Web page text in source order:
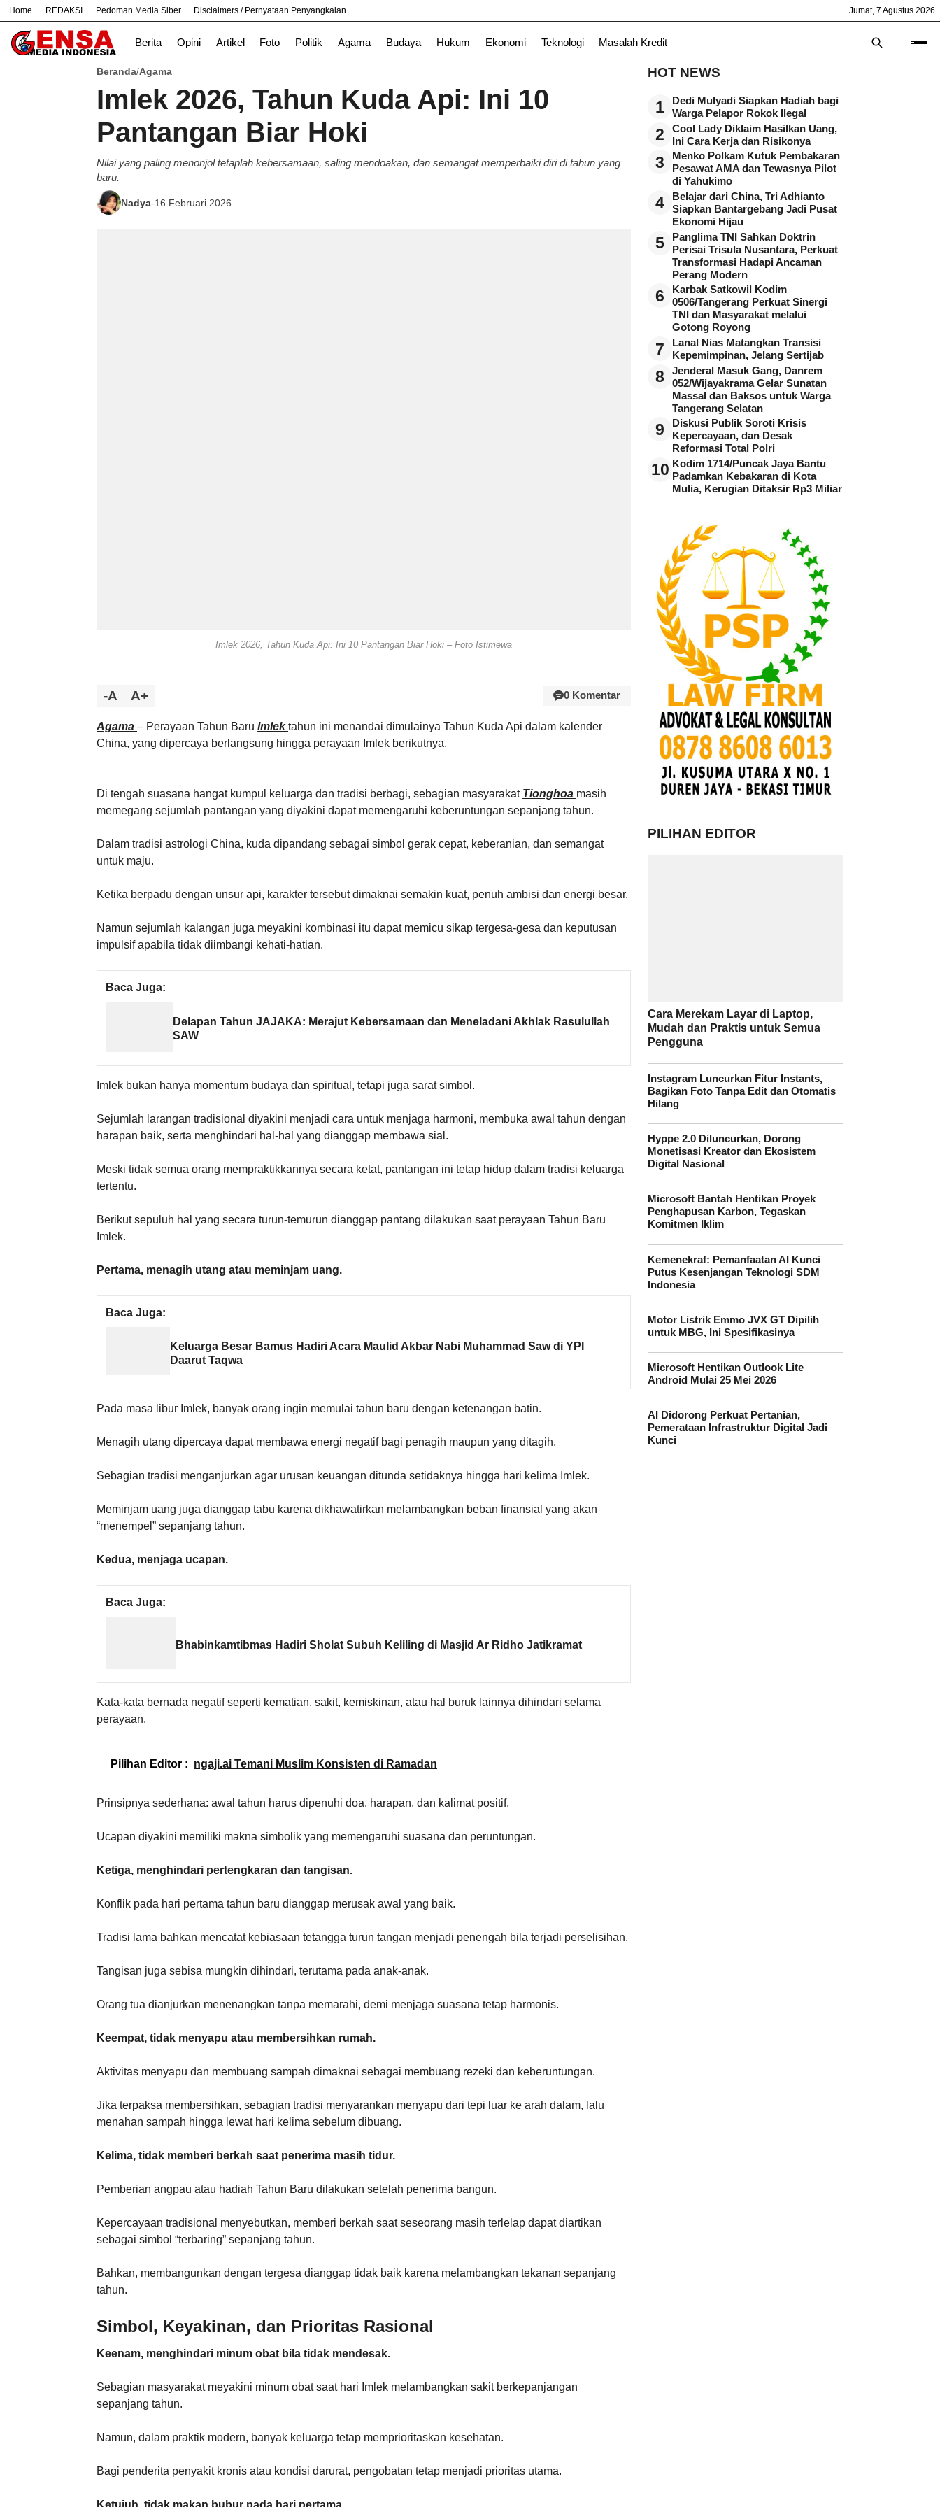
Home REDAKSI Pedoman Media Siber Disclaimers / Pernyataan Penyangkalan Jumat, 7 Agustus 2026
Berita Opini Artikel Foto Politik Agama Budaya Hukum Ekonomi Teknologi Masalah Kredit
# Bekasi Cara Ekonomi Informasi Nasional News Surabaya TNI
Beranda/Agama
Imlek 2026, Tahun Kuda Api: Ini 10
Pantangan Biar Hoki
Nilai yang paling menonjol tetaplah kebersamaan, saling mendoakan, dan semangat memperbaiki diri di tahun yang
baru.
Nadya-16 Februari 2026
Imlek 2026, Tahun Kuda Api: Ini 10 Pantangan Biar Hoki – Foto Istimewa
-A A+ 0 Komentar
Agama – Perayaan Tahun Baru Imlektahun ini menandai dimulainya Tahun Kuda Api dalam kalender
China, yang dipercaya berlangsung hingga perayaan Imlek berikutnya.
Di tengah suasana hangat kumpul keluarga dan tradisi berbagi, sebagian masyarakat Tionghoa masih
memegang sejumlah pantangan yang diyakini dapat memengaruhi keberuntungan sepanjang tahun.
Dalam tradisi astrologi China, kuda dipandang sebagai simbol gerak cepat, keberanian, dan semangat
untuk maju.
Ketika berpadu dengan unsur api, karakter tersebut dimaknai semakin kuat, penuh ambisi dan energi besar.
Namun sejumlah kalangan juga meyakini kombinasi itu dapat memicu sikap tergesa-gesa dan keputusan
impulsif apabila tidak diimbangi kehati-hatian.
Baca Juga:
Delapan Tahun JAJAKA: Merajut Kebersamaan dan Meneladani Akhlak Rasulullah
SAW
Imlek bukan hanya momentum budaya dan spiritual, tetapi juga sarat simbol.
Sejumlah larangan tradisional diyakini menjadi cara untuk menjaga harmoni, membuka awal tahun dengan
harapan baik, serta menghindari hal-hal yang dianggap membawa sial.
Meski tidak semua orang mempraktikkannya secara ketat, pantangan ini tetap hidup dalam tradisi keluarga
tertentu.
Berikut sepuluh hal yang secara turun-temurun dianggap pantang dilakukan saat perayaan Tahun Baru
Imlek.
Pertama, menagih utang atau meminjam uang.
Baca Juga:
Keluarga Besar Bamus Hadiri Acara Maulid Akbar Nabi Muhammad Saw di YPI
Daarut Taqwa
Pada masa libur Imlek, banyak orang ingin memulai tahun baru dengan ketenangan batin.
Menagih utang dipercaya dapat membawa energi negatif bagi penagih maupun yang ditagih.
Sebagian tradisi menganjurkan agar urusan keuangan ditunda setidaknya hingga hari kelima Imlek.
Meminjam uang juga dianggap tabu karena dikhawatirkan melambangkan beban finansial yang akan
“menempel” sepanjang tahun.
Kedua, menjaga ucapan.
Baca Juga:
Bhabinkamtibmas Hadiri Sholat Subuh Keliling di Masjid Ar Ridho Jatikramat
Kata-kata bernada negatif seperti kematian, sakit, kemiskinan, atau hal buruk lainnya dihindari selama
perayaan.
Pilihan Editor : ngaji.ai Temani Muslim Konsisten di Ramadan
Prinsipnya sederhana: awal tahun harus dipenuhi doa, harapan, dan kalimat positif.
Ucapan diyakini memiliki makna simbolik yang memengaruhi suasana dan peruntungan.
Ketiga, menghindari pertengkaran dan tangisan.
Konflik pada hari pertama tahun baru dianggap merusak awal yang baik.
Tradisi lama bahkan mencatat kebiasaan tetangga turun tangan menjadi penengah bila terjadi perselisihan.
Tangisan juga sebisa mungkin dihindari, terutama pada anak-anak.
Orang tua dianjurkan menenangkan tanpa memarahi, demi menjaga suasana tetap harmonis.
Keempat, tidak menyapu atau membersihkan rumah.
Aktivitas menyapu dan membuang sampah dimaknai sebagai membuang rezeki dan keberuntungan.
Jika terpaksa membersihkan, sebagian tradisi menyarankan menyapu dari tepi luar ke arah dalam, lalu
menahan sampah hingga lewat hari kelima sebelum dibuang.
Kelima, tidak memberi berkah saat penerima masih tidur.
Pemberian angpau atau hadiah Tahun Baru dilakukan setelah penerima bangun.
Kepercayaan tradisional menyebutkan, memberi berkah saat seseorang masih terlelap dapat diartikan
sebagai simbol “terbaring” sepanjang tahun.
Bahkan, membangunkan dengan tergesa dianggap tidak baik karena melambangkan tekanan sepanjang
tahun.
Simbol, Keyakinan, dan Prioritas Rasional
Keenam, menghindari minum obat bila tidak mendesak.
Sebagian masyarakat meyakini minum obat saat hari Imlek melambangkan sakit berkepanjangan
sepanjang tahun.
Namun, dalam praktik modern, banyak keluarga tetap memprioritaskan kesehatan.
Bagi penderita penyakit kronis atau kondisi darurat, pengobatan tetap menjadi prioritas utama.
HOT NEWS
1
Dedi Mulyadi Siapkan Hadiah bagi
Warga Pelapor Rokok Ilegal
2
Cool Lady Diklaim Hasilkan Uang,
Ini Cara Kerja dan Risikonya
3
Menko Polkam Kutuk Pembakaran
Pesawat AMA dan Tewasnya Pilot
di Yahukimo
4
Belajar dari China, Tri Adhianto
Siapkan Bantargebang Jadi Pusat
Ekonomi Hijau
5
Panglima TNI Sahkan Doktrin
Perisai Trisula Nusantara, Perkuat
Transformasi Hadapi Ancaman
Perang Modern
6
Karbak Satkowil Kodim
0506/Tangerang Perkuat Sinergi
TNI dan Masyarakat melalui
Gotong Royong
7
Lanal Nias Matangkan Transisi
Kepemimpinan, Jelang Sertijab
8
Jenderal Masuk Gang, Danrem
052/Wijayakrama Gelar Sunatan
Massal dan Baksos untuk Warga
Tangerang Selatan
9
Diskusi Publik Soroti Krisis
Kepercayaan, dan Desak
Reformasi Total Polri
10 Kodim 1714/Puncak Jaya Bantu
Padamkan Kebakaran di Kota
Mulia, Kerugian Ditaksir Rp3 Miliar
PILIHAN EDITOR
Cara Merekam Layar di Laptop,
Mudah dan Praktis untuk Semua
Pengguna
Instagram Luncurkan Fitur Instants,
Bagikan Foto Tanpa Edit dan Otomatis
Hilang
Hyppe 2.0 Diluncurkan, Dorong
Monetisasi Kreator dan Ekosistem
Digital Nasional
Microsoft Bantah Hentikan Proyek
Penghapusan Karbon, Tegaskan
Komitmen Iklim
Kemenekraf: Pemanfaatan AI Kunci
Putus Kesenjangan Teknologi SDM
Indonesia
Motor Listrik Emmo JVX GT Dipilih
untuk MBG, Ini Spesifikasinya
Microsoft Hentikan Outlook Lite
Android Mulai 25 Mei 2026
AI Didorong Perkuat Pertanian,
Pemerataan Infrastruktur Digital Jadi
Kunci